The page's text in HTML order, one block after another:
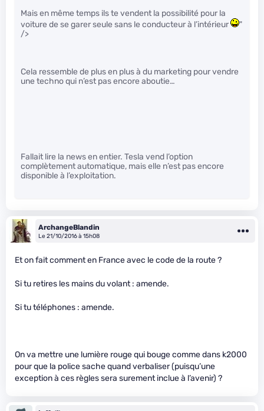
Mais en même temps ils te vendent la possibilité pour la
voiture de se garer seule sans le conducteur à l’intérieur
"
/>
Cela ressemble de plus en plus à du marketing pour vendre
une techno qui n’est pas encore aboutie…
Fallait lire la news en entier. Tesla vend l’option
complètement automatique, mais elle n’est pas encore
disponible à l’exploitation.
ArchangeBlandin
Le 21/10/2016 à 15h08
Et on fait comment en France avec le code de la route ?
Si tu retires les mains du volant : amende.
Si tu téléphones : amende.
On va mettre une lumière rouge qui bouge comme dans k2000
pour que la police sache quand verbaliser (puisqu’une
exception à ces règles sera surement inclue à l’avenir) ?